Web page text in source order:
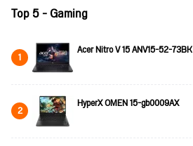
Top 5 - Gaming
1 Acer Nitro V 15 ANV15-52-73BK
2 HyperX OMEN 15-gb0009AX